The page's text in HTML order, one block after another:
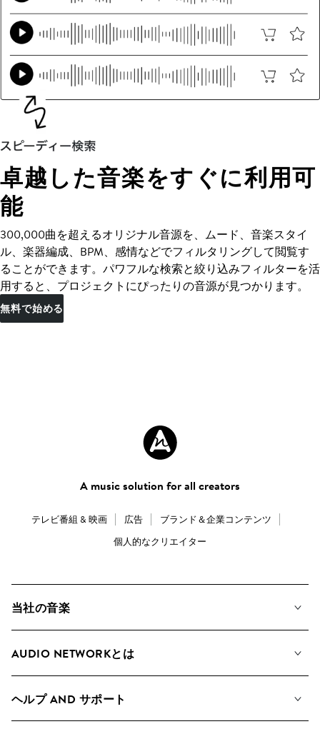
卓越した音楽をすぐに利用可
能
300,000曲を超えるオリジナル音源を、ムード、音楽スタイ
ル、楽器編成、BPM、感情などでフィルタリングして閲覧す
ることができます。パワフルな検索と絞り込みフィルターを活
用すると、プロジェクトにぴったりの音源が見つかります。
無料で始める
A music solution for all creators
テレビ番組 & 映画 広告
ブランド＆企業コンテンツ
個人的なクリエイター
当社の音楽
検索
アルバム
AUDIO NETWORKとは
ヘルプ AND サポート